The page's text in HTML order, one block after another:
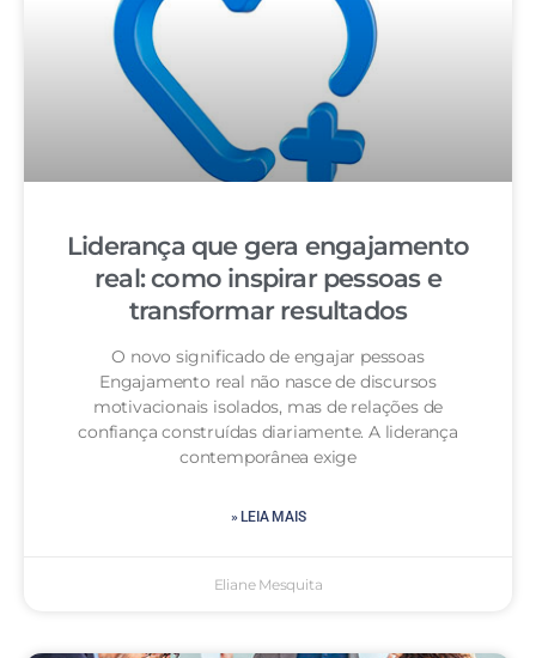
Liderança que gera engajamento
real: como inspirar pessoas e
transformar resultados
O novo significado de engajar pessoas
Engajamento real não nasce de discursos
motivacionais isolados, mas de relações de
confiança construídas diariamente. A liderança
contemporânea exige
» LEIA MAIS
Eliane Mesquita